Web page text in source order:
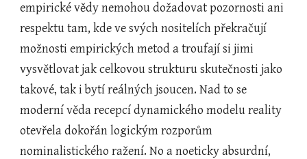
empirické vědy nemohou dožadovat pozornosti ani
respektu tam, kde ve svých nositelích překračují
možnosti empirických metod a troufají si jimi
vysvětlovat jak celkovou strukturu skutečnosti jako
takové, tak i bytí reálných jsoucen. Nad to se
moderní věda recepcí dynamického modelu reality
otevřela dokořán logickým rozporům
nominalistického ražení. No a noeticky absurdní,